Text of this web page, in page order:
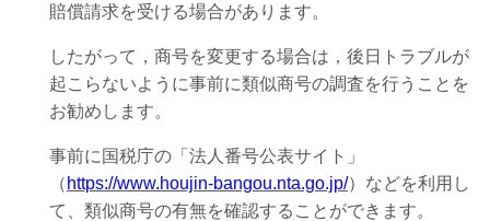
賠償請求を受ける場合があります。
したがって，商号を変更する場合は，後日トラブルが
起こらないように事前に類似商号の調査を行うことを
お勧めします。
事前に国税庁の「法人番号公表サイト」
（ https://www.houjin-bangou.nta.go.jp/）などを利用し
て、類似商号の有無を確認することができます。